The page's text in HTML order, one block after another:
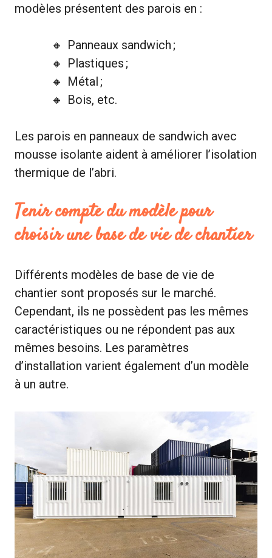
modèles présentent des parois en :
Panneaux sandwich ;
Plastiques ;
Métal ;
Bois, etc.
Les parois en panneaux de sandwich avec
mousse isolante aident à améliorer l’isolation
thermique de l’abri.
Tenir compte du modèle pour
choisir une base de vie de chantier
Différents modèles de base de vie de
chantier sont proposés sur le marché.
Cependant, ils ne possèdent pas les mêmes
caractéristiques ou ne répondent pas aux
mêmes besoins. Les paramètres
d’installation varient également d’un modèle
à un autre.